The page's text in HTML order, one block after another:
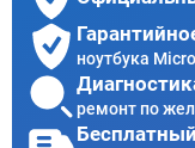
ноутбука
ремонт по